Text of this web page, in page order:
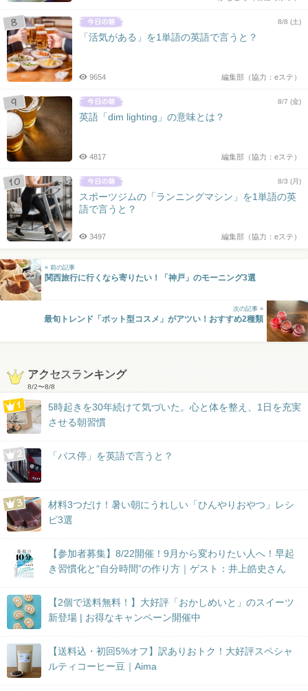
8/8 (土)
「活気がある」を1単語の英語で言うと？
編集部（協力：eステ）
9654
8/7 (金)
英語「dim lighting」の意味とは？
編集部（協力：eステ）
4817
8/3 (月)
スポーツジムの「ランニングマシン」を1単語の英
語で言うと？
編集部（協力：eステ）
3497
« 前の記事
関西旅行に行くなら寄りたい！「神戸」のモーニング3選
次の記事 »
最旬トレンド「ポット型コスメ」がアツい！おすすめ2種類
アクセスランキング
8/2〜8/8
5時起きを30年続けて気づいた。心と体を整え、1日を充実
させる朝習慣
「バス停」を英語で言うと？
材料3つだけ！暑い朝にうれしい「ひんやりおやつ」レシ
ピ3選
【参加者募集】8/22開催！9月から変わりたい人へ！早起
き習慣化と“自分時間”の作り方｜ゲスト：井上皓史さん
【2個で送料無料！】大好評「おかしめいと」のスイーツ
新登場 | お得なキャンペーン開催中
【送料込・初回5%オフ】訳ありおトク！大好評スペシャ
ルティコーヒー豆｜Aima